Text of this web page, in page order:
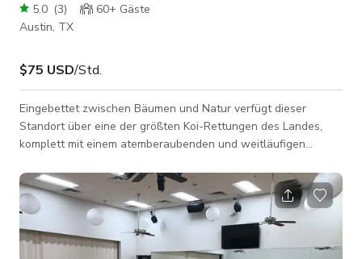
5.0 (3) 60+ Gäste
Austin, TX
$75 USD/Std.
Eingebettet zwischen Bäumen und Natur verfügt dieser
Standort über eine der größten Koi-Rettungen des Landes,
komplett mit einem atemberaubenden und weitläufigen
Annehmlichkeiten ergänzt, darunter ein Michael Phelps
Whirlpool, eine Sauna und ein holzbefeuerter Pizzaofen. Ob
Sie Entspannung oder Abenteuer suchen, dieser Ort bietet die
perfekte Mischung aus natürlicher Schönheit und modernem
Komfort. Wenn Sie mehr als 15 Personen in I